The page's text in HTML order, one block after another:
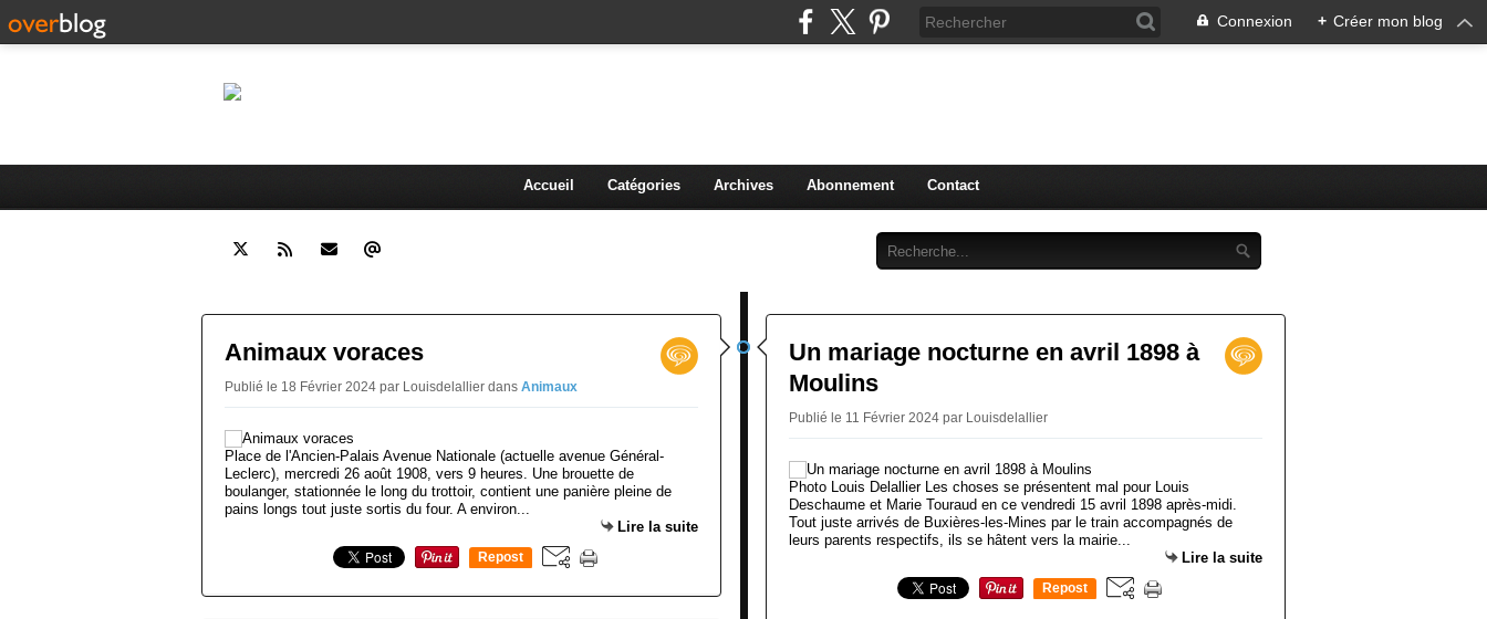
Connexion + Créer mon blog
Accueil Catégories Archives Abonnement Contact
Animaux voraces
Publié le 18 Février 2024 par Louisdelallier dans Animaux
Place de l'Ancien-Palais Avenue Nationale (actuelle avenue Général-
Leclerc), mercredi 26 août 1908, vers 9 heures. Une brouette de
boulanger, stationnée le long du trottoir, contient une panière pleine de
pains longs tout juste sortis du four. A environ...
Lire la suite
Repost
Un mariage nocturne en avril 1898 à
Moulins
Publié le 11 Février 2024 par Louisdelallier
Photo Louis Delallier Les choses se présentent mal pour Louis
Deschaume et Marie Touraud en ce vendredi 15 avril 1898 après-midi.
Tout juste arrivés de Buxières-les-Mines par le train accompagnés de
leurs parents respectifs, ils se hâtent vers la mairie...
Lire la suite
Repost